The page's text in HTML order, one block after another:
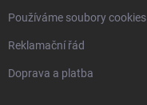
Používáme soubory cookies
Reklamační řád
Doprava a platba